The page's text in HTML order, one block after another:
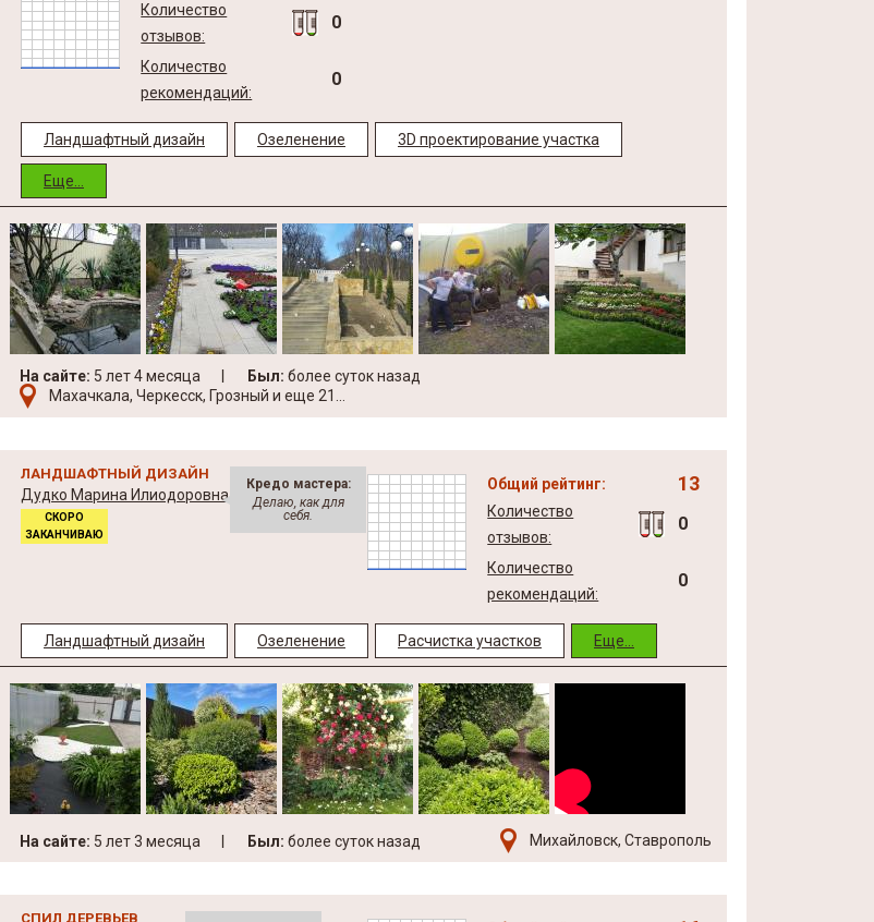
Количество
отзывов:
0
Количество
рекомендаций:
0
Ландшафтный дизайн Озеленение 3D проектирование участка
Еще...
На сайте: 5 лет 4 месяца Был: более суток назад
Махачкала, Черкесск, Грозный и еще 21...
ЛАНДШАФТНЫЙ ДИЗАЙН
Дудко Марина Илиодоровна
СКОРО
ЗАКАНЧИВАЮ
Кредо мастера:
Делаю, как для
себя.
Общий рейтинг: 13
Количество
отзывов:
0
Количество
рекомендаций:
0
Ландшафтный дизайн Озеленение Расчистка участков Еще...
На сайте: 5 лет 3 месяца Был: более суток назад Михайловск, Ставрополь
СПИЛ ДЕРЕВЬЕВ